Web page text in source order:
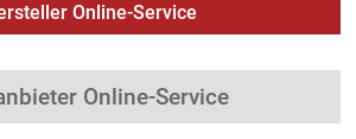
Online-Service
Online-Service